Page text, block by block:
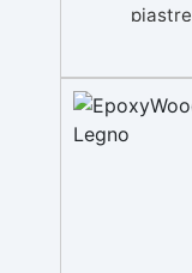
Guida
finitura